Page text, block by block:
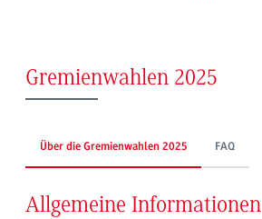
Gremienwahlen 2025
Über die Gremienwahlen 2025 FAQ
Allgemeine Informationen